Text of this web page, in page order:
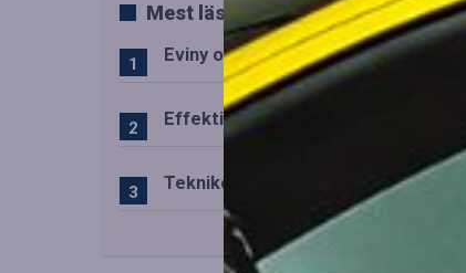
Mest lästa
Eviny och Statkraft förenar
Effektiv drift av trafiktekniska
Teknikens roll i den svenska